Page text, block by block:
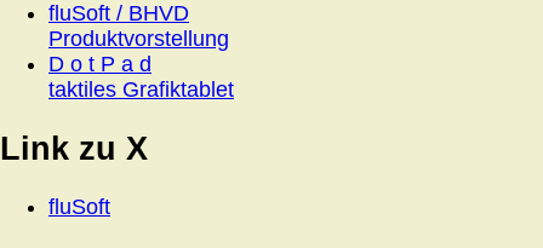
fluSoft / BHVD
Produktvorstellung
D o t P a d
taktiles Grafiktablet
Link zu X
fluSoft